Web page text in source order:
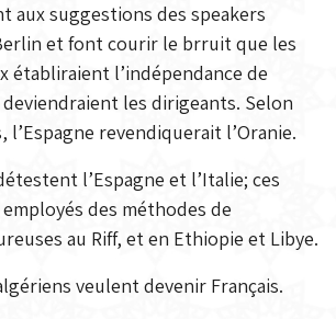
aux suggestions des speakers
et font courir le brruit que les
établiraient l’indépendance de
les dirigeants. Selon
l’Espagne revendiquerait l’Oranie.
l’Espagne et l’Italie; ces
des méthodes de
au Riff, et en Ethiopie et Libye.
veulent devenir Français.